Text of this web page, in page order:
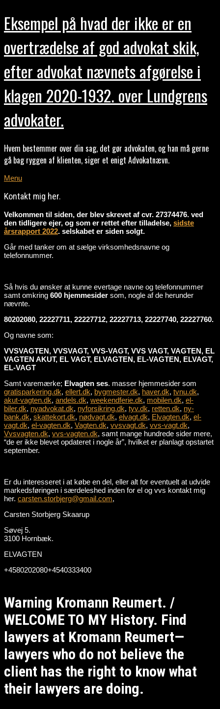
Eksempel på hvad der ikke er en
overtrædelse af god advokat skik,
efter advokat nævnets afgørelse i
klagen 2020-1932. over Lundgrens
advokater.
Hvem bestemmer over din sag, det gør advokaten, og han må gerne
gå bag ryggen af klienten, siger et enigt Advokatnævn.
Menu
Kontakt mig her.
Velkommen til siden, der blev skrevet af cvr. 27374476. ved
den tidligere ejer, og som er rettet efter tilladelse, sidste
årsrapport 2022. selskabet er siden solgt.
Går med tanker om at sælge virksomhedsnavne og
telefonnummer.
Så hvis du ønsker at kunne evertage navne og telefonnummer
samt omkring 600 hjemmesider som, nogle af de herunder
nævnte.
80202080, 22227711, 22227712, 22227713, 22227740, 22227760.
Og navne som:
VVSVAGTEN, VVSVAGT, VVS-VAGT, VVS VAGT, VAGTEN, EL
VAGTEN AKUT, EL VAGT, ELVAGTEN, EL-VAGTEN, ELVAGT,
EL-VAGT
Samt varemærke; Elvagten ses. masser hjemmesider som
gratisparkering.dk, ellert.dk, bygmester.dk, haver.dk, tvnu.dk,
akut-vagten.dk, andels.dk, weekendferie.dk, mobilen.dk, el-
biler.dk, nyadvokat.dk, nyforsikring.dk, tyv.dk, retten.dk, ny-
bank.dk, skattekort.dk, nødvagt.dk, elvagt.dk, Elvagten.dk, el-
vagt.dk, el-vagten.dk, Vagten.dk, vvsvagt.dk, vvs-vagt.dk,
Vvsvagten.dk, vvs-vagten.dk, samt mange hundrede sider mere,
“de er ikke blevet opdateret i nogle år”, hvilket er planlagt opstartet
september.
Er du interesseret i at købe en del, eller alt for eventuelt at udvide
markedsføringen i særdeleshed inden for el og vvs kontakt mig
her. carsten.storbjerg@gmail.com,
Carsten Storbjerg Skaarup
Søvej 5.
3100 Hornbæk.
ELVAGTEN
+4580202080+4540333400
Warning Kromann Reumert. /
WELCOME TO MY History. Find
lawyers at Kromann Reumert—
lawyers who do not believe the
client has the right to know what
their lawyers are doing.